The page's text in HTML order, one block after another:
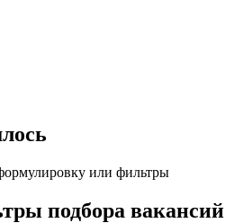
или фильтры
подбора вакансий